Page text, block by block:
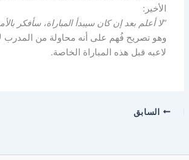
الأخير:
“لا أعلم بعد إن كان سيبدأ المباراة، سأفكر
وهو تصريح فُهم على أنه محاولة من المدرب
لاعبه قبل هذه المباراة الخاصة.
السابق